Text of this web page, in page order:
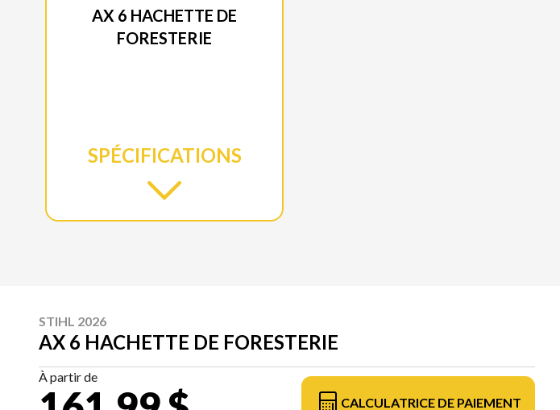
AX 6 HACHETTE DE
FORESTERIE
SPÉCIFICATIONS
STIHL 2026
AX 6 HACHETTE DE FORESTERIE
À partir de
CALCULATRICE DE PAIEMENT